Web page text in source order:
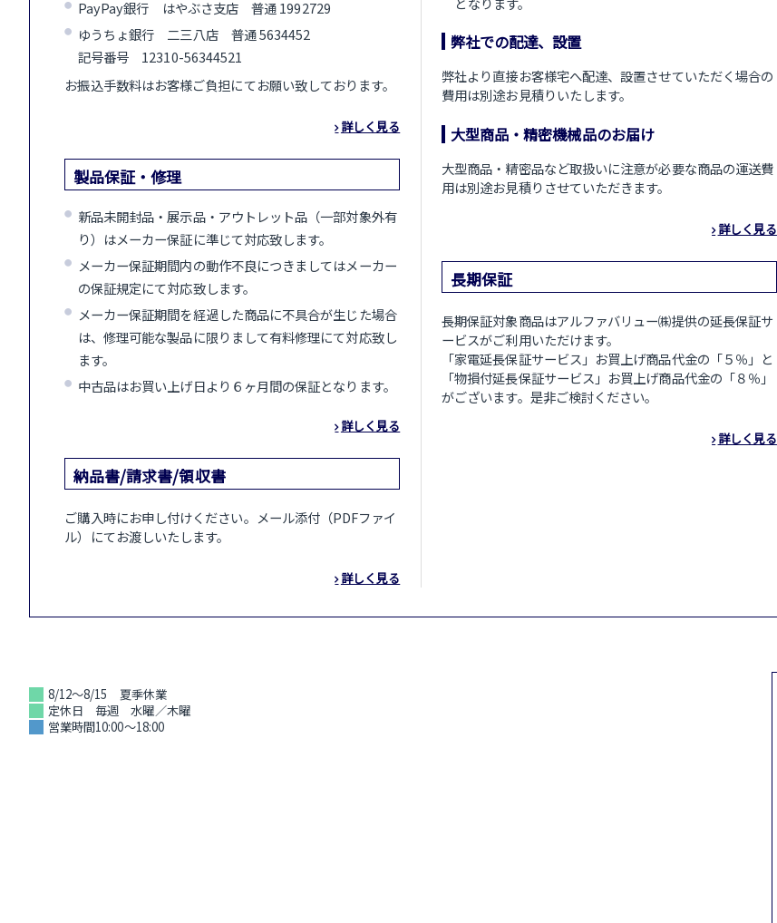
PayPay銀行 はやぶさ支店 普通 1992729
ゆうちょ銀行 二三八店 普通 5634452
記号番号 12310-56344521
お振込手数料はお客様ご負担にてお願い致しております。
詳しく見る
製品保証・修理
新品未開封品・展示品・アウトレット品（一部対象外有
り）はメーカー保証に準じて対応致します。
メーカー保証期間内の動作不良につきましてはメーカー
の保証規定にて対応致します。
メーカー保証期間を経過した商品に不具合が生じた場合
は、修理可能な製品に限りまして有料修理にて対応致し
ます。
中古品はお買い上げ日より６ヶ月間の保証となります。
詳しく見る
納品書/請求書/領収書
ご購入時にお申し付けください。メール添付（PDFファイ
ル）にてお渡しいたします。
詳しく見る
弊社での配達、設置
弊社より直接お客様宅へ配達、設置させていただく場合の
費用は別途お見積りいたします。
大型商品・精密機械品のお届け
大型商品・精密品など取扱いに注意が必要な商品の運送費
用は別途お見積りさせていただきます。
詳しく見る
長期保証
長期保証対象商品はアルファバリュー㈱提供の延長保証サ
ービスがご利用いただけます。
「家電延長保証サービス」お買上げ商品代金の「５％」と
「物損付延長保証サービス」お買上げ商品代金の「８％」
がございます。是非ご検討ください。
詳しく見る
8/12～8/15 夏季休業
定休日 毎週 水曜／木曜
営業時間10:00～18:00